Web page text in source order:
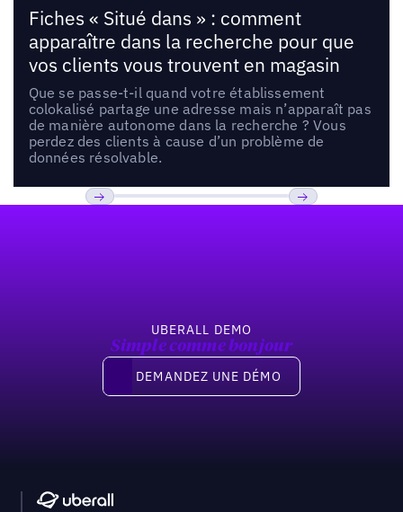
Fiches « Situé dans » : comment
apparaître dans la recherche pour que
vos clients vous trouvent en magasin
Que se passe-t-il quand votre établissement
colokalisé partage une adresse mais n’apparaît pas
de manière autonome dans la recherche ? Vous
perdez des clients à cause d’un problème de
données résolvable.
UBERALL DEMO
Simple comme bonjour
Demandez une démo
DEMANDEZ UNE DÉMO